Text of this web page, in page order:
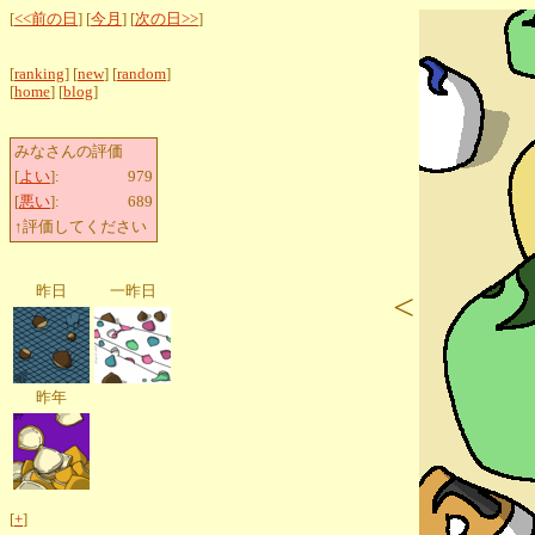
[<<前の日 ] [今月 ] [次の日>>]
[ranking] [new] [random]
[home] [blog]
みなさんの評価
[よい]:
979
[悪い]:
689
↑評価してください
昨日 一昨日
昨年
[+]
<